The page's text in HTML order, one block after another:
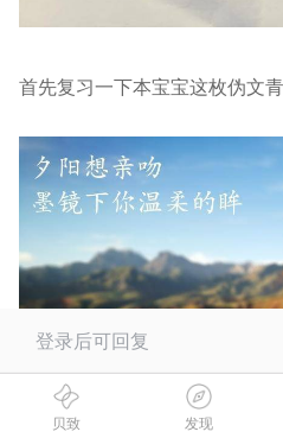
首先复习一下本宝宝这枚伪文
登录后可回复
贝致 发现